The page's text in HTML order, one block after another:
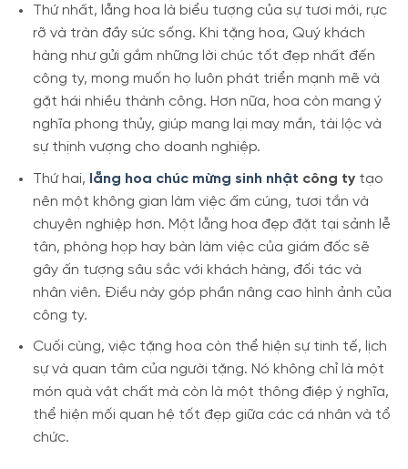
Thứ nhất, lẵng hoa là biểu tượng của sự tươi mới, rực
rỡ và tràn đầy sức sống. Khi tặng hoa, Quý khách
hàng như gửi gắm những lời chúc tốt đẹp nhất đến
công ty, mong muốn họ luôn phát triển mạnh mẽ và
gặt hái nhiều thành công. Hơn nữa, hoa còn mang ý
nghĩa phong thủy, giúp mang lại may mắn, tài lộc và
sự thịnh vượng cho doanh nghiệp.
Thứ hai, lẵng hoa chúc mừng sinh nhật công tytạo
nên một không gian làm việc ấm cúng, tươi tắn và
chuyên nghiệp hơn. Một lẵng hoa đẹp đặt tại sảnh lễ
tân, phòng họp hay bàn làm việc của giám đốc sẽ
gây ấn tượng sâu sắc với khách hàng, đối tác và
nhân viên. Điều này góp phần nâng cao hình ảnh của
công ty.
Cuối cùng, việc tặng hoa còn thể hiện sự tinh tế, lịch
sự và quan tâm của người tặng. Nó không chỉ là một
món quà vật chất mà còn là một thông điệp ý nghĩa,
thể hiện mối quan hệ tốt đẹp giữa các cá nhân và tổ
chức.